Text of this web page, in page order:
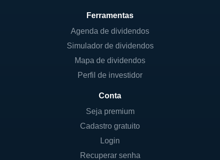
Ferramentas
Agenda de dividendos
Simulador de dividendos
Mapa de dividendos
Perfil de investidor
Conta
Seja premium
Cadastro gratuito
Login
Recuperar senha